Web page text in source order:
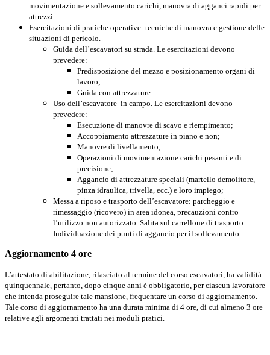
movimentazione e sollevamento carichi, manovra di agganci rapidi per
attrezzi.
Esercitazioni di pratiche operative: tecniche di manovra e gestione delle
situazioni di pericolo.
Guida dell’escavatori su strada. Le esercitazioni devono
prevedere:
Predisposizione del mezzo e posizionamento organi di
lavoro;
Guida con attrezzature
Uso dell’escavatore in campo. Le esercitazioni devono
prevedere:
Esecuzione di manovre di scavo e riempimento;
Accoppiamento attrezzature in piano e non;
Manovre di livellamento;
Operazioni di movimentazione carichi pesanti e di
precisione;
Aggancio di attrezzature speciali (martello demolitore,
pinza idraulica, trivella, ecc.) e loro impiego;
Messa a riposo e trasporto dell’escavatore: parcheggio e
rimessaggio (ricovero) in area idonea, precauzioni contro
l’utilizzo non autorizzato. Salita sul carrellone di trasporto.
Individuazione dei punti di aggancio per il sollevamento.
Aggiornamento 4 ore
L’attestato di abilitazione, rilasciato al termine del corso escavatori, ha validità
quinquennale, pertanto, dopo cinque anni è obbligatorio, per ciascun lavoratore
che intenda proseguire tale mansione, frequentare un corso di aggiornamento.
Tale corso di aggiornamento ha una durata minima di 4 ore, di cui almeno 3 ore
relative agli argomenti trattati nei moduli pratici.